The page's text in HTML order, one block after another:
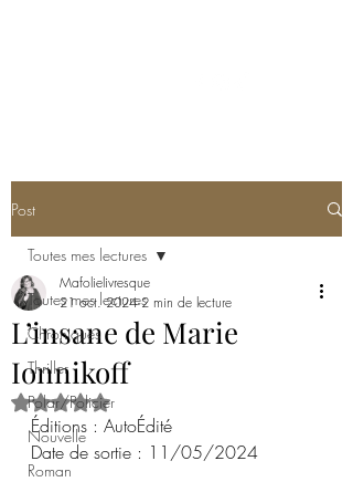
Post
Toutes mes lectures
Chroniques
Thriller
Polar/Policier
Nouvelle
Roman
Toutes mes lectures
L’insane de Marie
Ionnikoff
Mafolielivresque
21 oct. 2024 2 min de lecture
Noté NaN étoiles sur 5.
Éditions : AutoÉdité
Date de sortie : 11/05/2024